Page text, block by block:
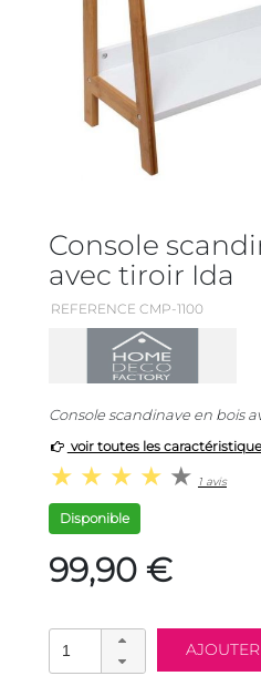
Console
avec tiroir Ida
REFERENCE CMP-1100
Console scandinave en bois
voir toutes les
1 avis
Disponible
99,90 €